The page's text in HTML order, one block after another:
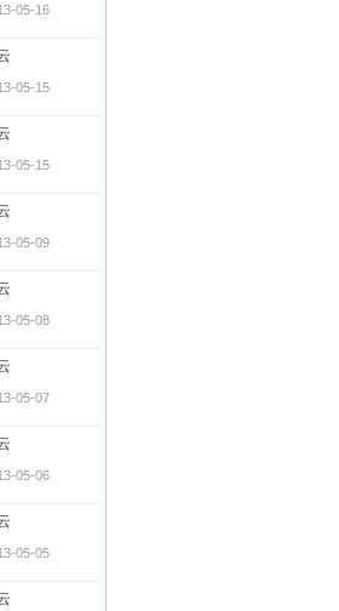
05-16
05-15
05-15
05-09
05-08
05-07
05-06
05-05